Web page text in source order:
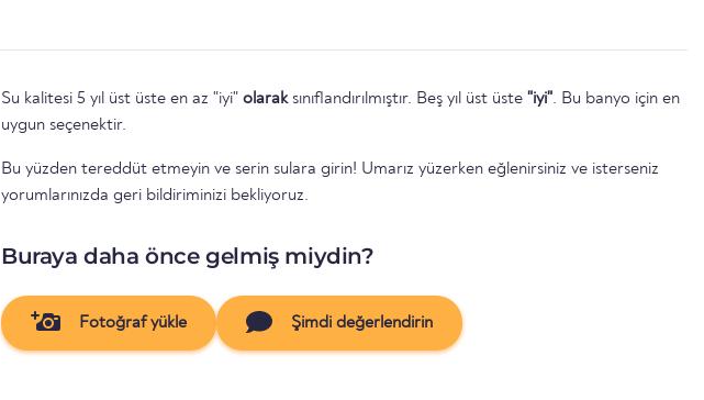
Su kalitesi 5 yıl üst üste en az "iyi" olarak sınıflandırılmıştır. Beş yıl üst üste "iyi". Bu banyo için en
uygun seçenektir.
Bu yüzden tereddüt etmeyin ve serin sulara girin! Umarız yüzerken eğlenirsiniz ve isterseniz
yorumlarınızda geri bildiriminizi bekliyoruz.
Buraya daha önce gelmiş miydin?
Fotoğraf yükle Şimdi değerlendirin